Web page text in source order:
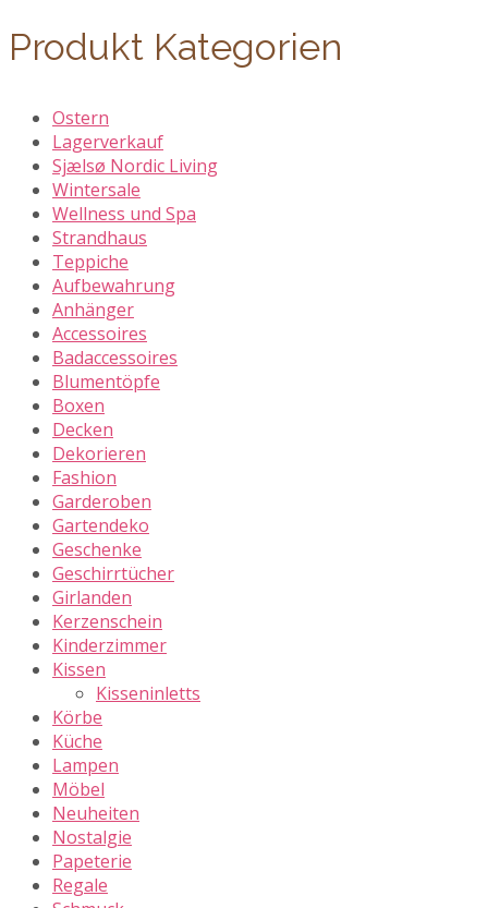
Produkt Kategorien
Ostern
Lagerverkauf
Sjælsø Nordic Living
Wintersale
Wellness und Spa
Strandhaus
Teppiche
Aufbewahrung
Anhänger
Accessoires
Badaccessoires
Blumentöpfe
Boxen
Decken
Dekorieren
Fashion
Garderoben
Gartendeko
Geschenke
Geschirrtücher
Girlanden
Kerzenschein
Kinderzimmer
Kissen
Kisseninletts
Körbe
Küche
Lampen
Möbel
Neuheiten
Nostalgie
Papeterie
Regale